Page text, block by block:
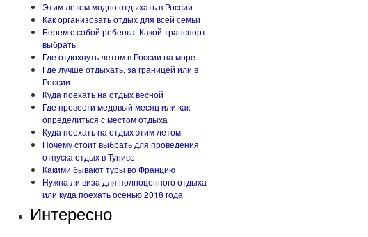
Этим летом модно отдыхать в России
Как организовать отдых для всей семьи
Берем с собой ребенка. Какой транспорт
выбрать
Где отдохнуть летом в России на море
Где лучше отдыхать, за границей или в
России
Куда поехать на отдых весной
Где провести медовый месяц или как
определиться с местом отдыха
Куда поехать на отдых этим летом
Почему стоит выбрать для проведения
отпуска отдых в Тунисе
Какими бывают туры во Францию
Нужна ли виза для полноценного отдыха
или куда поехать осенью 2018 года
Интересно